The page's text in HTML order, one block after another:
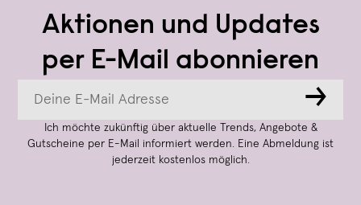
Aktionen und Updates
per E-Mail abonnieren
→
Ich möchte zukünftig über aktuelle Trends, Angebote &
Gutscheine per E-Mail informiert werden. Eine Abmeldung ist
jederzeit kostenlos möglich.